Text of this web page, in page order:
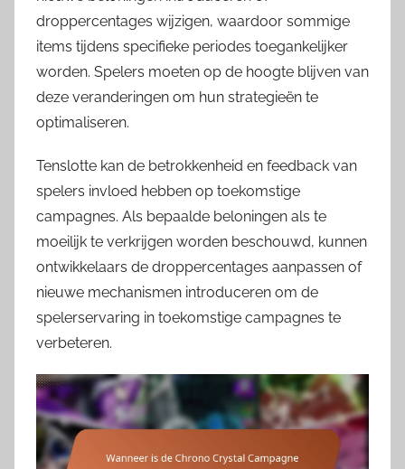
droppercentages wijzigen, waardoor sommige
items tijdens specifieke periodes toegankelijker
worden. Spelers moeten op de hoogte blijven van
deze veranderingen om hun strategieën te
optimaliseren.
Tenslotte kan de betrokkenheid en feedback van
spelers invloed hebben op toekomstige
campagnes. Als bepaalde beloningen als te
moeilijk te verkrijgen worden beschouwd, kunnen
ontwikkelaars de droppercentages aanpassen of
nieuwe mechanismen introduceren om de
spelerservaring in toekomstige campagnes te
verbeteren.